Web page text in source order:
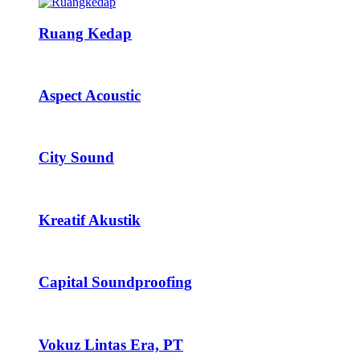
Ruang Kedap
Aspect Acoustic
City Sound
Kreatif Akustik
Capital Soundproofing
Vokuz Lintas Era, PT